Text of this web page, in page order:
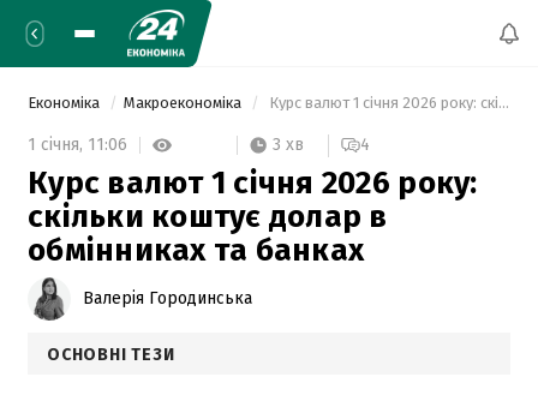
Економіка Макроекономіка Курс валют 1 січня 2026 року: скільки коштує долар в обмінниках та банках
1 січня, 11:06 3 хв 4
Курс валют 1 січня 2026 року:
скільки коштує долар в
обмінниках та банках
Валерія Городинська
ОСНОВНІ ТЕЗИ